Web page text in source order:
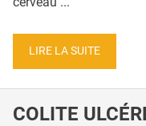
LIRE LA SUITE
COLITE